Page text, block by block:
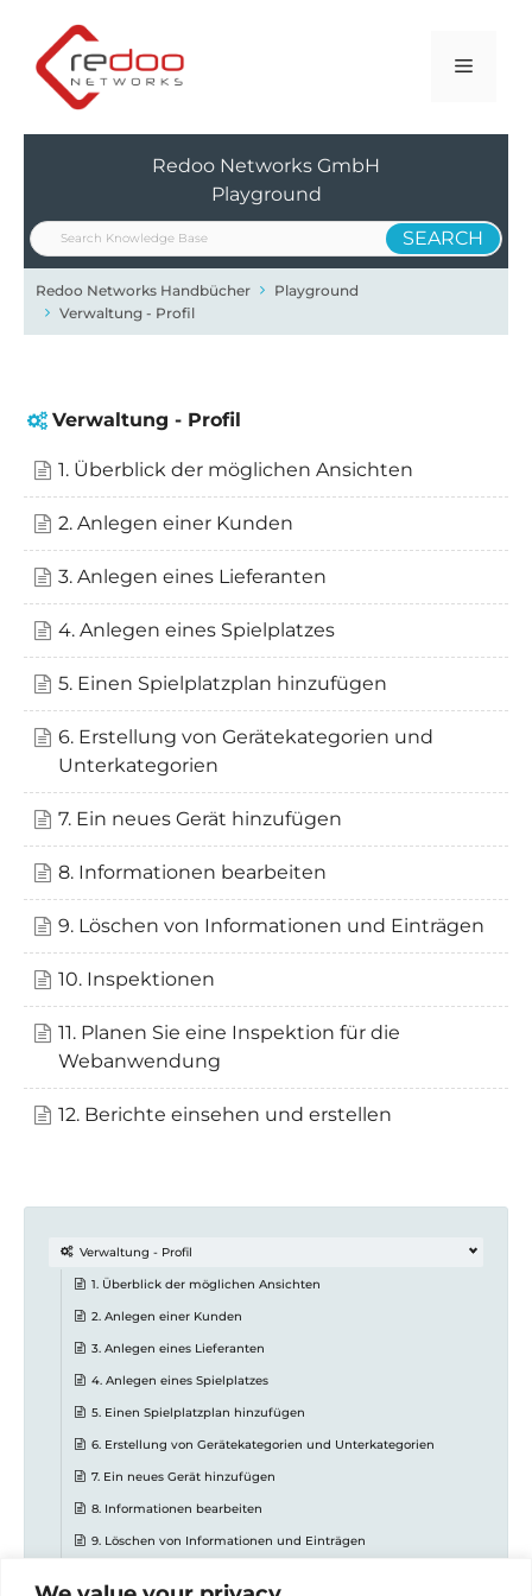
Inhalt
springen
Menü
Redoo Networks GmbH
Playground
Redoo Networks Handbücher
Playground
Verwaltung - Profil
Verwaltung - Profil
1. Überblick der möglichen Ansichten
2. Anlegen einer Kunden
3. Anlegen eines Lieferanten
4. Anlegen eines Spielplatzes
5. Einen Spielplatzplan hinzufügen
6. Erstellung von Gerätekategorien und
Unterkategorien
7. Ein neues Gerät hinzufügen
8. Informationen bearbeiten
9. Löschen von Informationen und Einträgen
10. Inspektionen
11. Planen Sie eine Inspektion für die
Webanwendung
12. Berichte einsehen und erstellen
Verwaltung - Profil
1. Überblick der möglichen Ansichten
2. Anlegen einer Kunden
3. Anlegen eines Lieferanten
4. Anlegen eines Spielplatzes
5. Einen Spielplatzplan hinzufügen
6. Erstellung von Gerätekategorien und Unterkategorien
7. Ein neues Gerät hinzufügen
8. Informationen bearbeiten
9. Löschen von Informationen und Einträgen